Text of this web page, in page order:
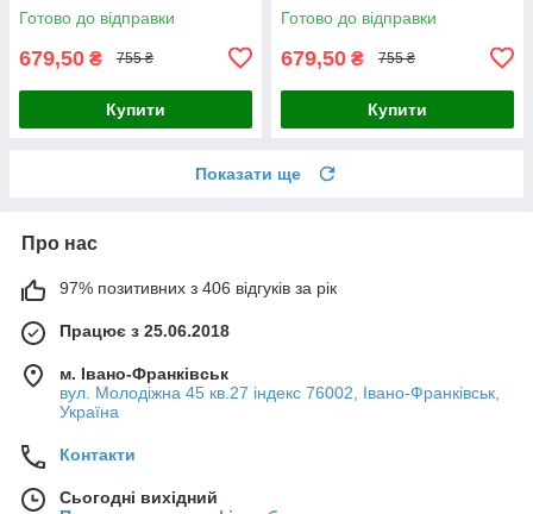
Готово до відправки
679,50 ₴ 755 ₴
Купити
Готово до відправки
679,50 ₴ 755 ₴
Купити
Показати ще
Про нас
97% позитивних з 406 відгуків за рік
Працює з 25.06.2018
м. Івано-Франківськ
вул. Молодіжна 45 кв.27 індекс 76002, Івано-Франківськ,
Україна
Контакти
Сьогодні вихідний